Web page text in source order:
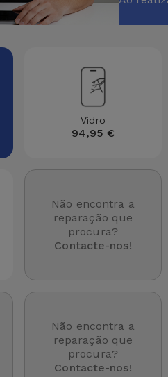
Vidro
94,95 €
Não encontra a
reparação que
procura?
Contacte-nos!
Não encontra a
reparação que
procura?
Contacte-nos!